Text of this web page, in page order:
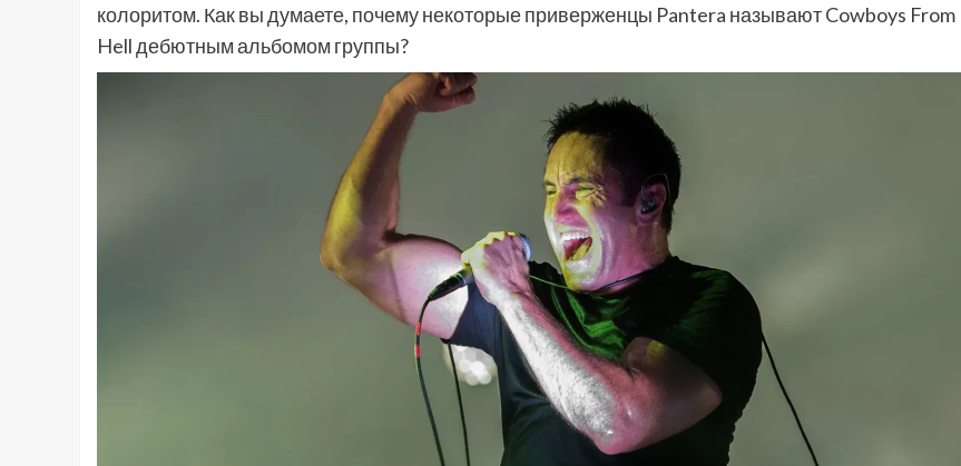
колоритом. Как вы думаете, почему некоторые приверженцы Pantera называют Cowboys From
Hell дебютным альбомом группы?
Фильмы
«Как приручить лису»: триллер,
который охотится не за маньяком, а
за человеческими слабостями
9 месяцев тому назад